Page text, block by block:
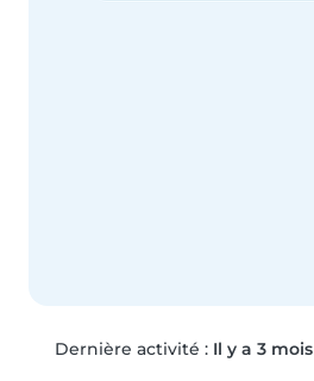
Dernière activité : Il y a 3 mois